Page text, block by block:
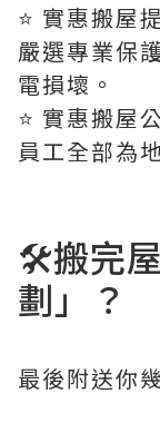
⭐️ 實惠搬屋
嚴選專業保
電損壞。
⭐️ 實惠搬屋
員工全部為
🛠️搬完
劃」？
最後附送你